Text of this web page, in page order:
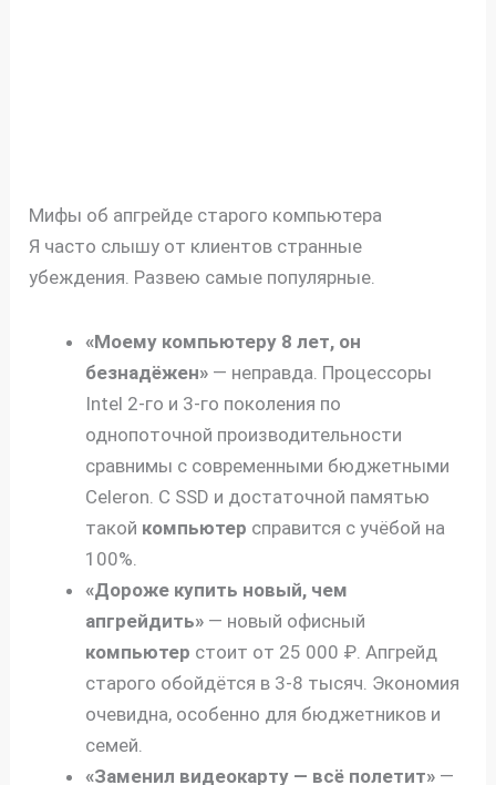
Мифы об апгрейде старого компьютера
Я часто слышу от клиентов странные
убеждения. Развею самые популярные.
«Моему компьютеру 8 лет, он
безнадёжен» — неправда. Процессоры
Intel 2-го и 3-го поколения по
однопоточной производительности
сравнимы с современными бюджетными
Celeron. С SSD и достаточной памятью
такой компьютер справится с учёбой на
100%.
«Дороже купить новый, чем
апгрейдить» — новый офисный
компьютер стоит от 25 000 ₽. Апгрейд
старого обойдётся в 3-8 тысяч. Экономия
очевидна, особенно для бюджетников и
семей.
«Заменил видеокарту — всё полетит» —